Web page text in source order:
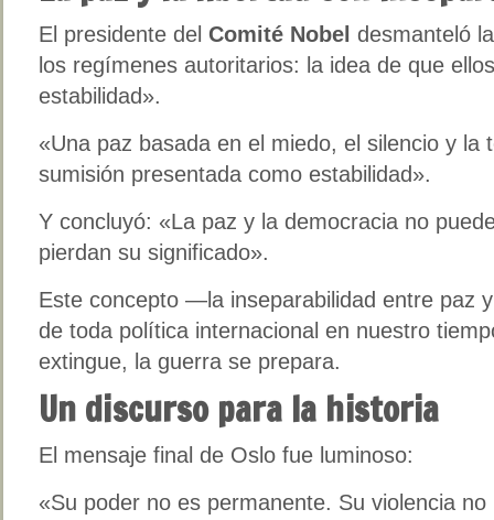
El presidente del Comité Nobel desmanteló
los regímenes autoritarios: la idea de que
estabilidad».
«Una paz basada en el miedo, el silencio y la
sumisión presentada como estabilidad».
Y concluyó: «La paz y la democracia no
pierdan su significado».
Este concepto —la inseparabilidad entre paz
de toda política internacional en nuestro
extingue, la guerra se prepara.
Un discurso para la historia
El mensaje final de Oslo fue luminoso:
«Su poder no es permanente. Su violencia